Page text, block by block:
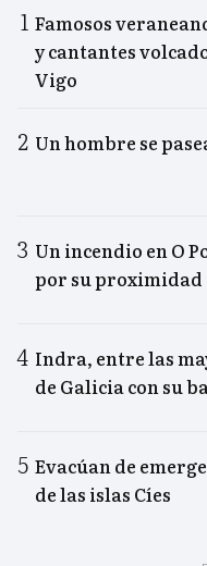
Famosos
y cantantes
Vigo
Un hombre se
Un incendio en O
por su proximidad
Indra, entre las
de Galicia con su
Evacúan de
de las islas Cíes